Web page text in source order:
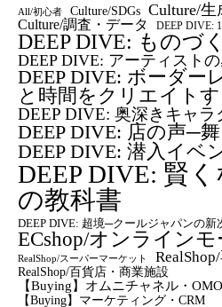
All/初心者 Culture/SDGs Culture/
Culture/調査・データ DEEP DIVE:
DEEP DIVE: ものづ
DEEP DIVE: アーティスト
DEEP DIVE: ボーダー
と時間をクリエイトす
DEEP DIVE: 奥深きキャ
DEEP DIVE: 店の声─
DEEP DIVE: 潜入イベ
DEEP DIVE: 賢
の教科書
DEEP DIVE: 超境─クールジャパンの新
ECshop/オンラインモ
RealShop/スーパーマーケット
RealShop/百貨店・商業施設
【Buying】オムニチャネル・OMO
【Buying】マーケティング・CRM